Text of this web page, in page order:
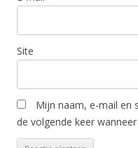
Site
Mijn naam, e-mail en
de volgende keer